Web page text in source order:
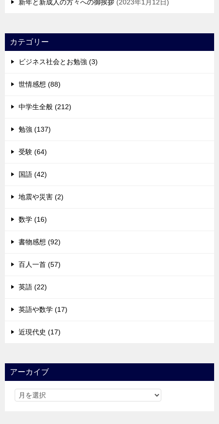
新年と新成人の方々への御挨拶 2023年1月12日
カテゴリー
ビジネス社会とお勉強 (3)
世情感想 (88)
中学生全般 (212)
勉強 (137)
受験 (64)
国語 (42)
地震や災害 (2)
数学 (16)
書物感想 (92)
百人一首 (57)
英語 (22)
英語や数学 (17)
近現代史 (17)
アーカイブ